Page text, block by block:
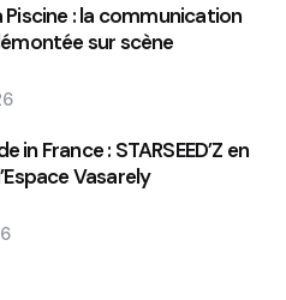
Piscine : la communication
sur scène
in France : STARSEED’Z en
Vasarely